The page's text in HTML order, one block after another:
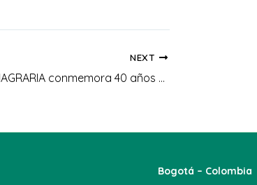
NEXT
UNIAGRARIA conmemora 40 años de historia en el Día del Fundador
Bogotá – Colombia